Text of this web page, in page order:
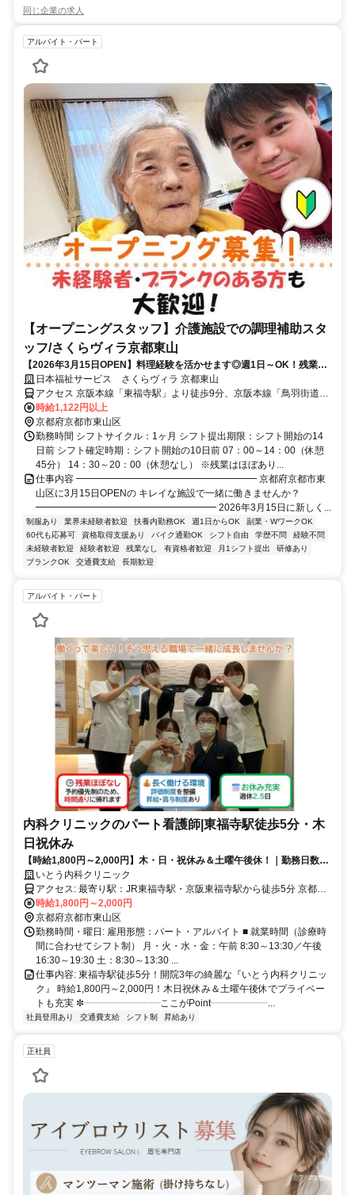
同じ企業の求人
アルバイト・パート
【オープニングスタッフ】介護施設での調理補助スタ
ッフ/さくらヴィラ京都東山
【2026年3月15日OPEN】料理経験を活かせます◎週1日～OK！残業な
し！未経験の方・ブランクありの方も大歓迎！40代・50代・シニア活躍
中！
日本福祉サービス さくらヴィラ 京都東山
アクセス 京阪本線「東福寺駅」より徒歩9分、京阪本線「鳥羽街道
駅」より車で5分、京阪本線「七条駅」より車で5分 ※バイク通勤OK
時給1,122円以上
京都府京都市東山区
勤務時間 シフトサイクル：1ヶ月 シフト提出期限：シフト開始の14
日前 シフト確定時期：シフト開始の10日前 07：00～14：00（休憩
45分） 14：30～20：00（休憩なし） ※残業はほぼあり...
仕事内容 ━━━━━━━━━━━━━━━━━━━ 京都府京都市東
山区に3月15日OPENの キレイな施設で一緒に働きませんか？
━━━━━━━━━━━━━━━━━━━ 2026年3月15日に新しく...
制服あり 業界未経験者歓迎 扶養内勤務OK 週1日からOK
副業・WワークOK
60代も応募可
資格取得支援あり バイク通勤OK シフト自由 学歴不問
経験不問
未経験者歓迎
経験者歓迎 残業なし 有資格者歓迎 月1シフト提出
研修あり
ブランクOK
交通費支給 長期歓迎
アルバイト・パート
内科クリニックのパート看護師|東福寺駅徒歩5分・木
日祝休み
【時給1,800円～2,000円】木・日・祝休み＆土曜午後休！｜勤務日数・
時間帯は相談OK｜Wワーク可｜開院3年目の綺麗な内科クリニック｜東
福寺駅徒歩5分
いとう内科クリニック
アクセス: 最寄り駅：JR東福寺駅・京阪東福寺駅から徒歩5分 京都市
バス：バス停「東福寺」または「泉涌寺道」徒歩２分 京都市バス
『202』『207』『208』『58』『88』が発着します
時給1,800円～2,000円
京都府京都市東山区
勤務時間・曜日: 雇用形態：パート・アルバイト ■ 就業時間（診療時
間に合わせてシフト制） 月・火・水・金：午前 8:30～13:30／午後
16:30～19:30 土：8:30～13:30 ...
仕事内容: 東福寺駅徒歩5分！開院3年の綺麗な『いとう内科クリニッ
ク』 時給1,800円～2,000円！木日祝休み＆土曜午後休でプライベー
トも充実 ✼┈┈┈┈┈┈┈┈ここがPoint┈┈┈┈┈┈...
社員登用あり 交通費支給 シフト制 昇給あり
正社員